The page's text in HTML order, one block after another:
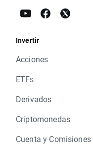
Invertir
Acciones
ETFs
Derivados
Criptomonedas
Cuenta y Comisiones